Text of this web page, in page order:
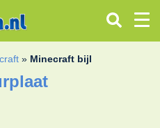
» Minecraft bijl